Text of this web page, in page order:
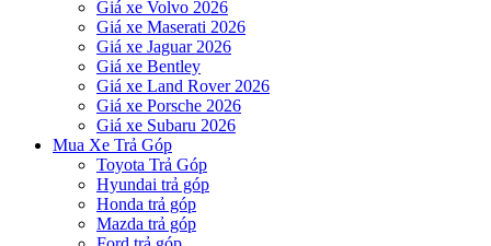
Giá xe Volvo 2026
Giá xe Maserati 2026
Giá xe Jaguar 2026
Giá xe Bentley
Giá xe Land Rover 2026
Giá xe Porsche 2026
Giá xe Subaru 2026
Mua Xe Trả Góp
Toyota Trả Góp
Hyundai trả góp
Honda trả góp
Mazda trả góp